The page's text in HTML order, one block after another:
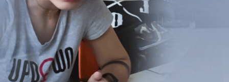
Цаплина, фестивали "Липецкое городище" и
"Ш.К.А.F на Дворянской", концерт звезд
российской эстрады и салют в тысячу залпов. А
еще у Липецка появился шестой по счету город-
побратим.